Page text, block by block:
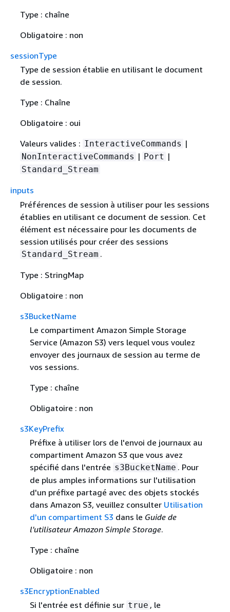
Type : chaîne
Obligatoire : non
sessionType
Type de session établie en utilisant le document
de session.
Type : Chaîne
Obligatoire : oui
Valeurs valides : InteractiveCommands |
NonInteractiveCommands | Port |
Standard_Stream
inputs
Préférences de session à utiliser pour les sessions
établies en utilisant ce document de session. Cet
élément est nécessaire pour les documents de
session utilisés pour créer des sessions
Standard_Stream .
Type : StringMap
Obligatoire : non
s3BucketName
Le compartiment Amazon Simple Storage
Service (Amazon S3) vers lequel vous voulez
envoyer des journaux de session au terme de
vos sessions.
Type : chaîne
Obligatoire : non
s3KeyPrefix
Préfixe à utiliser lors de l'envoi de journaux au
compartiment Amazon S3 que vous avez
spécifié dans l'entrée s3BucketName . Pour
de plus amples informations sur l'utilisation
d'un préfixe partagé avec des objets stockés
dans Amazon S3, veuillez consulter Utilisation
d'un compartiment S3 dans le Guide de
l'utilisateur Amazon Simple Storage.
Type : chaîne
Obligatoire : non
s3EncryptionEnabled
Si l'entrée est définie sur true , le